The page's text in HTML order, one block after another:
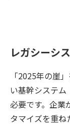
レガシーシ
「2025年の崖
い基幹システ
必要です。企業
タマイズを重